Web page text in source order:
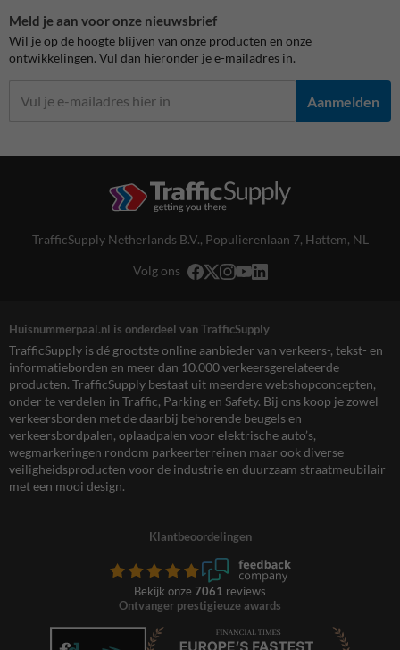
Meld je aan voor onze nieuwsbrief
Wil je op de hoogte blijven van onze producten en onze
ontwikkelingen. Vul dan hieronder je e-mailadres in.
Aanmelden
TrafficSupply Netherlands B.V., Populierenlaan 7, Hattem, NL
Volg ons
Huisnummerpaal.nl is onderdeel van TrafficSupply
TrafficSupply is dé grootste online aanbieder van verkeers-, tekst- en
informatieborden en meer dan 10.000 verkeersgerelateerde
producten. TrafficSupply bestaat uit meerdere webshopconcepten,
onder te verdelen in Traffic, Parking en Safety. Bij ons koop je zowel
verkeersborden met de daarbij behorende beugels en
verkeersbordpalen, oplaadpalen voor elektrische auto’s,
wegmarkeringen rondom parkeerterreinen maar ook diverse
veiligheidsproducten voor de industrie en duurzaam straatmeubilair
met een mooi design.
Klantbeoordelingen
Bekijk onze 7061 reviews
Ontvanger prestigieuze awards